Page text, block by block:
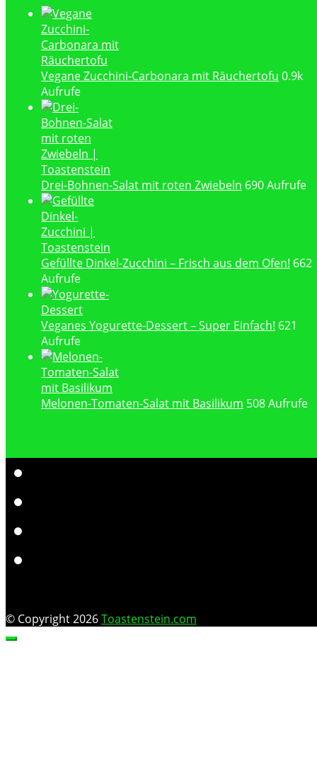
Vegane Zucchini-Carbonara mit Räuchertofu 0.9k
Aufrufe
Drei-Bohnen-Salat mit roten Zwiebeln 690 Aufrufe
Gefüllte Dinkel-Zucchini – Frisch aus dem Ofen! 662
Aufrufe
Veganes Yogurette-Dessert – Super Einfach! 621
Aufrufe
Melonen-Tomaten-Salat mit Basilikum 508 Aufrufe
© Copyright 2026Toastenstein.com